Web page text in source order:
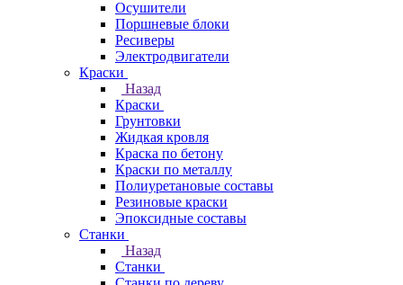
Осушители
Поршневые блоки
Ресиверы
Электродвигатели
Краски
Назад
Краски
Грунтовки
Жидкая кровля
Краска по бетону
Краски по металлу
Полиуретановые составы
Резиновые краски
Эпоксидные составы
Станки
Назад
Станки